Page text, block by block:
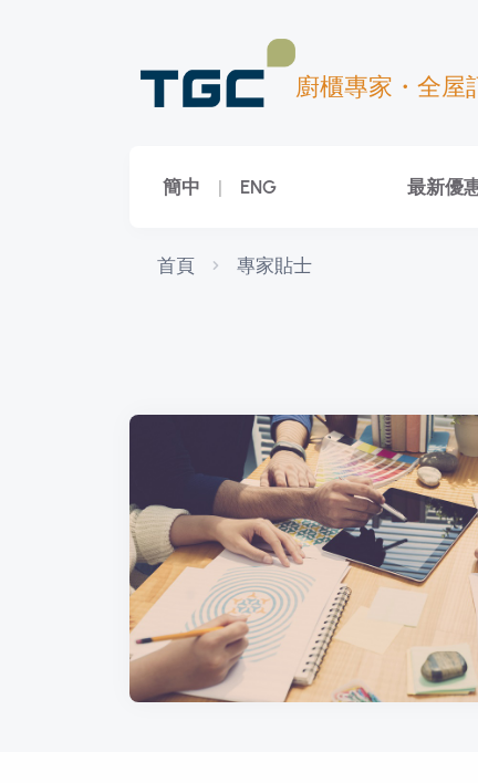
廚櫃專家・全屋
簡中 | ENG 最新優
首頁 專家貼士